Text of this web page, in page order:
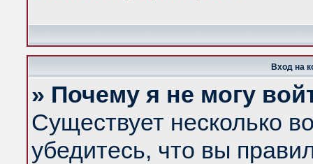
Вход на
» Почему я не могу
Существует несколько
убедитесь, что вы